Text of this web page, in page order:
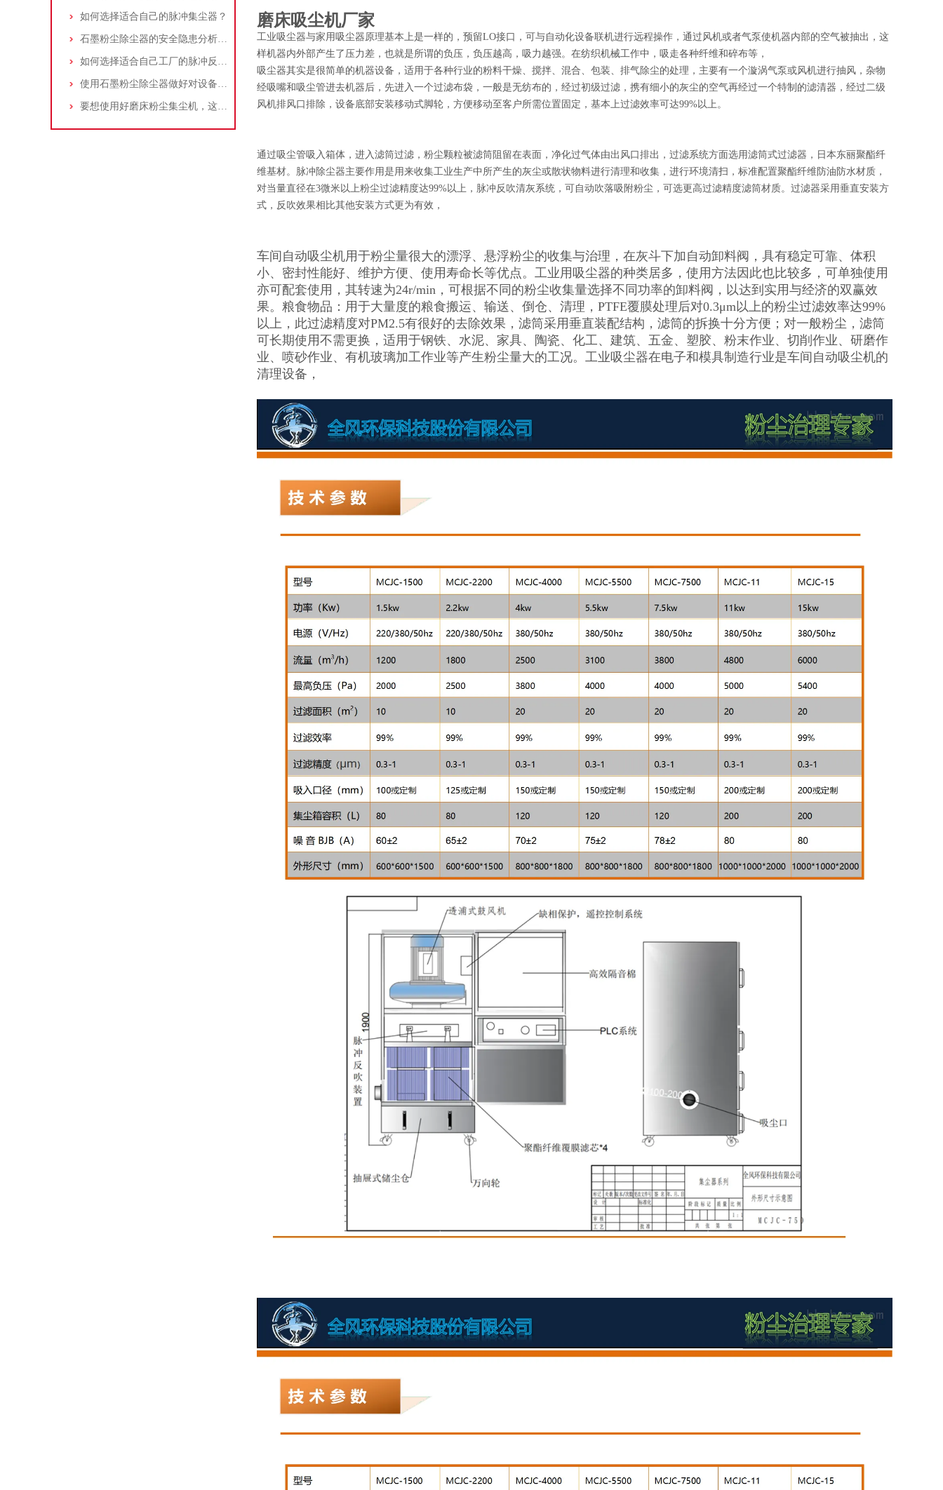
如何选择适合自己的脉冲集尘器？
石墨粉尘除尘器的安全隐患分析及应对措施
如何选择适合自己工厂的脉冲反吹工业集尘器
使用石墨粉尘除尘器做好对设备的维护十分重要
要想使用好磨床粉尘集尘机，这些条件可不能少
磨床吸尘机厂家
工业吸尘器与家用吸尘器原理基本上是一样的，预留LO接口，可与自动化设备联机进行远程操作，通过风机或者气泵使机器内部的空气被抽出，这
样机器内外部产生了压力差，也就是所谓的负压，负压越高，吸力越强。在纺织机械工作中，吸走各种纤维和碎布等，
吸尘器其实是很简单的机器设备，适用于各种行业的粉料干燥、搅拌、混合、包装、排气除尘的处理，主要有一个漩涡气泵或风机进行抽风，杂物
经吸嘴和吸尘管进去机器后，先进入一个过滤布袋，一般是无纺布的，经过初级过滤，携有细小的灰尘的空气再经过一个特制的滤清器，经过二级
风机排风口排除，设备底部安装移动式脚轮，方便移动至客户所需位置固定，基本上过滤效率可达99%以上。
通过吸尘管吸入箱体，进入滤筒过滤，粉尘颗粒被滤筒阻留在表面，净化过气体由出风口排出，过滤系统方面选用滤筒式过滤器，日本东丽聚酯纤
维基材。脉冲除尘器主要作用是用来收集工业生产中所产生的灰尘或散状物料进行清理和收集，进行环境清扫，标准配置聚酯纤维防油防水材质，
对当量直径在3微米以上粉尘过滤精度达99%以上，脉冲反吹清灰系统，可自动吹落吸附粉尘，可选更高过滤精度滤筒材质。过滤器采用垂直安装方
式，反吹效果相比其他安装方式更为有效，
车间自动吸尘机用于粉尘量很大的漂浮、悬浮粉尘的收集与治理，在灰斗下加自动卸料阀，具有稳定可靠、体积
小、密封性能好、维护方便、使用寿命长等优点。工业用吸尘器的种类居多，使用方法因此也比较多，可单独使用
亦可配套使用，其转速为24r/min，可根据不同的粉尘收集量选择不同功率的卸料阀，以达到实用与经济的双赢效
果。粮食物品：用于大量度的粮食搬运、输送、倒仓、清理，PTFE覆膜处理后对0.3μm以上的粉尘过滤效率达99%
以上，此过滤精度对PM2.5有很好的去除效果，滤筒采用垂直装配结构，滤筒的拆换十分方便；对一般粉尘，滤筒
可长期使用不需更换，适用于钢铁、水泥、家具、陶瓷、化工、建筑、五金、塑胶、粉末作业、切削作业、研磨作
业、喷砂作业、有机玻璃加工作业等产生粉尘量大的工况。工业吸尘器在电子和模具制造行业是车间自动吸尘机的
清理设备，